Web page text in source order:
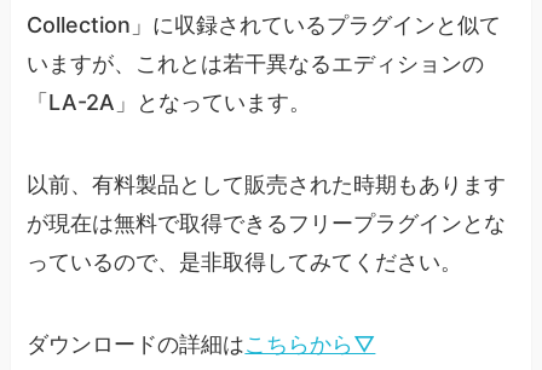
Collection」に収録されているプラグインと似て
いますが、これとは若干異なるエディションの
「LA-2A」となっています。
以前、有料製品として販売された時期もあります
が現在は無料で取得できるフリープラグインとな
っているので、是非取得してみてください。
ダウンロードの詳細はこちらから▽